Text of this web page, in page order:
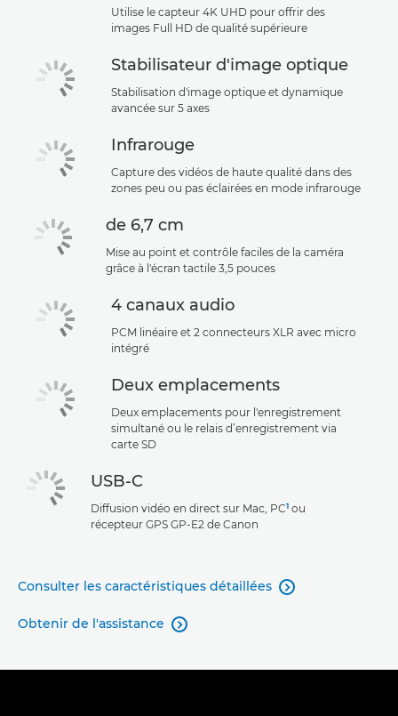
Utilise le capteur 4K UHD pour offrir des
images Full HD de qualité supérieure
Stabilisateur d'image optique
Stabilisation d'image optique et dynamique
avancée sur 5 axes
Infrarouge
Capture des vidéos de haute qualité dans des
zones peu ou pas éclairées en mode infrarouge
de 6,7 cm
Mise au point et contrôle faciles de la caméra
grâce à l'écran tactile 3,5 pouces
4 canaux audio
PCM linéaire et 2 connecteurs XLR avec micro
intégré
Deux emplacements
Deux emplacements pour l'enregistrement
simultané ou le relais d’enregistrement via
carte SD
USB-C
Diffusion vidéo en direct sur Mac, PC1 ou
récepteur GPS GP-E2 de Canon
Consulter les caractéristiques détaillées 
Obtenir de l'assistance 